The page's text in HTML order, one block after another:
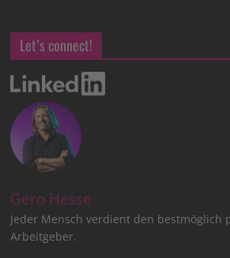
Let’s connect!
Gero Hesse
Jeder Mensch verdient den bestmöglich
Arbeitgeber.